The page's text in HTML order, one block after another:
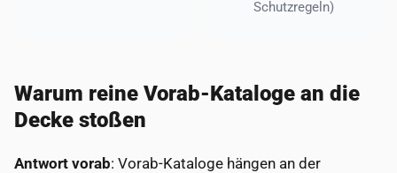
Schutzregeln)
Warum reine Vorab-Kataloge an die
Decke stoßen
Antwort vorab: Vorab-Kataloge hängen an der